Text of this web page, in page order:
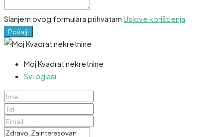
Slanjem ovog formulara prihvatam Uslove korišćenja
Pošalji
Moj Kvadrat nekretnine
Svi oglasi